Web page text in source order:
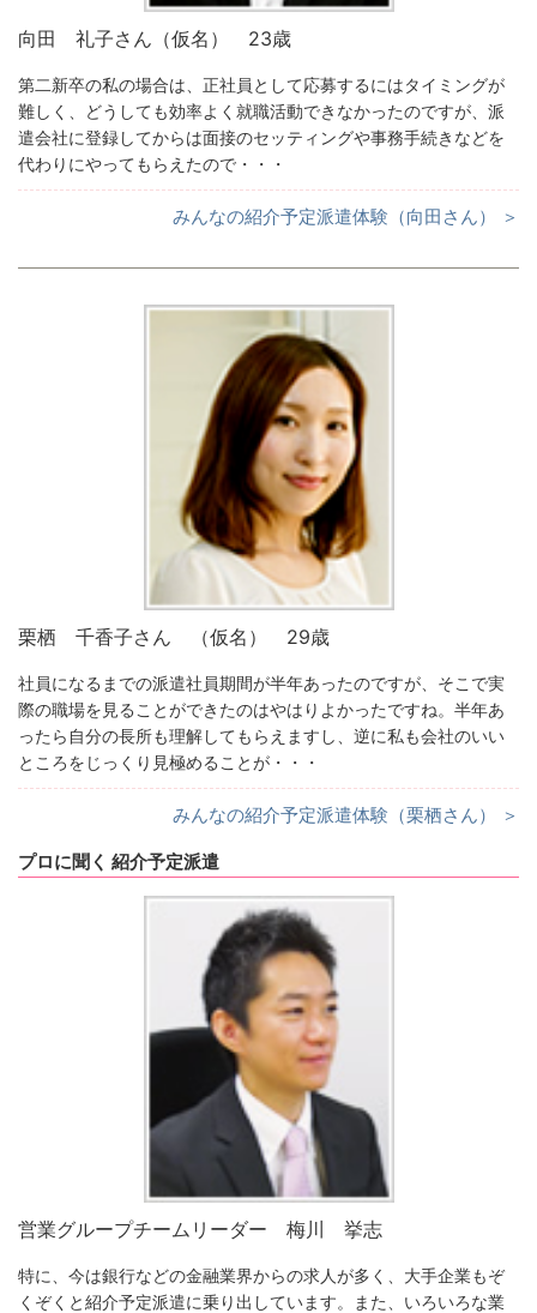
向田 礼子さん（仮名） 23歳
第二新卒の私の場合は、正社員として応募するにはタイミングが
難しく、どうしても効率よく就職活動できなかったのですが、派
遣会社に登録してからは面接のセッティングや事務手続きなどを
代わりにやってもらえたので・・・
みんなの紹介予定派遣体験（向田さん） ＞
栗栖 千香子さん （仮名） 29歳
社員になるまでの派遣社員期間が半年あったのですが、そこで実
際の職場を見ることができたのはやはりよかったですね。半年あ
ったら自分の長所も理解してもらえますし、逆に私も会社のいい
ところをじっくり見極めることが・・・
みんなの紹介予定派遣体験（栗栖さん） ＞
プロに聞く 紹介予定派遣
営業グループチームリーダー 梅川 挙志
特に、今は銀行などの金融業界からの求人が多く、大手企業もぞ
くぞくと紹介予定派遣に乗り出しています。また、いろいろな業